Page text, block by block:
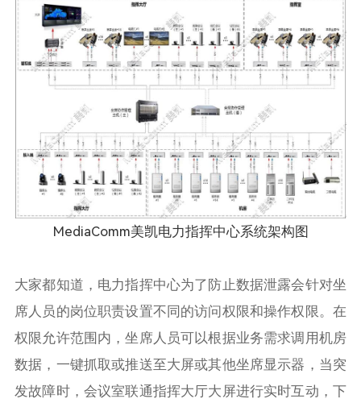
MediaComm美凯电力指挥中心系统架构图
大家都知道，电力指挥中心为了防止数据泄露会针对坐
席人员的岗位职责设置不同的访问权限和操作权限。在
权限允许范围内，坐席人员可以根据业务需求调用机房
数据，一键抓取或推送至大屏或其他坐席显示器，当突
发故障时，会议室联通指挥大厅大屏进行实时互动，下